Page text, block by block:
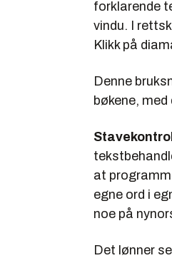
forklarende
vindu. I
Klikk på
Denne
bøkene,
at
egne ord i
noe på
Det lønner